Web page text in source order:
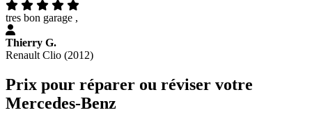
tres bon garage ,
Thierry G.
Renault Clio (2012)
Prix pour réparer ou réviser votre
Mercedes-Benz